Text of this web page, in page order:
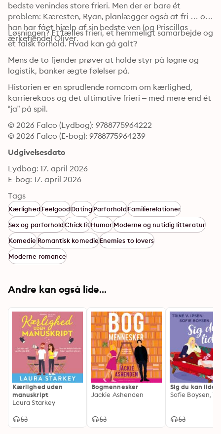
bedste venindes store frieri. Men der er bare ét
problem: Kæresten, Ryan, planlægger også at fri … og
han har fået hjælp af sin bedste ven (og Priscillas
ærkefjende) Oliver.
Løsningen? Et fælles frieri, et hemmeligt samarbejde og
et falsk forhold. Hvad kan gå galt?
Mens de to fjender prøver at holde styr på løgne og
logistik, banker ægte følelser på.
Historien er en sprudlende romcom om kærlighed,
karrierekaos og det ultimative frieri – med mere end ét
“ja” på spil.
© 2026 Falco (Lydbog): 9788775964222
© 2026 Falco (E-bog): 9788775964239
Udgivelsesdato
Lydbog: 17. april 2026
E-bog: 17. april 2026
Tags
KærlighedFeelgoodDatingParforholdFamilierelationer
Sex og parforholdChick litHumorModerne og nutidig litteratur
KomedieRomantisk komedieEnemies to lovers
Moderne romance
Andre kan også lide...
Kærlighed uden
manuskript
Laura Starkey
Bogmennesker
Jackie Ashenden
Sig du kan lide